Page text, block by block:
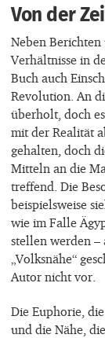
Von der
Neben
Verhältnisse in
Buch auch
Revolution. An
überholt, doch
mit der Realität
gehalten, doch
Mitteln an die
treffend. Die
beispielsweise
wie im Falle
stellen werden –
„Volksnähe“
Autor nicht vor.
Die Euphorie,
und die Nähe,